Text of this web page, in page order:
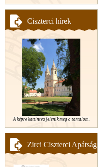
Ciszterci hírek
A képre kattintva jelenik meg a tartalom.
Zirci Ciszterci Apátság